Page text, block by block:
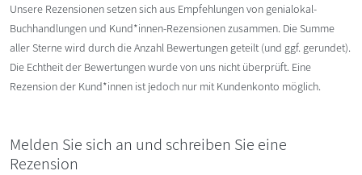
Unsere Rezensionen setzen sich aus Empfehlungen von genialokal-
Buchhandlungen und Kund*innen-Rezensionen zusammen. Die Summe
aller Sterne wird durch die Anzahl Bewertungen geteilt (und ggf. gerundet).
Die Echtheit der Bewertungen wurde von uns nicht überprüft. Eine
Rezension der Kund*innen ist jedoch nur mit Kundenkonto möglich.
Melden Sie sich an und schreiben Sie eine
Rezension